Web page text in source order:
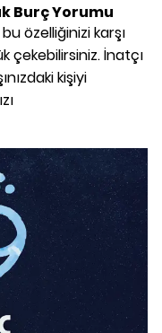
Burç Yorumu
özelliğinizi karşı
İnatçı
kişiyi